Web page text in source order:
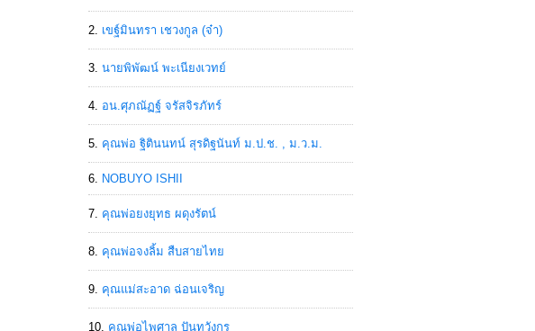
เขฐ์มินทรา เชวงกูล (จ๋า)
นายพิพัฒน์ พะเนียงเวทย์
อน.ศุภณัฏฐ์ จรัสจิรภัทร์
คุณพ่อ ฐิตินนทน์ สุรดิฐนันท์ ม.ป.ช. , ม.ว.ม.
NOBUYO ISHII
คุณพ่อยงยุทธ ผดุงรัตน์
คุณพ่อจงลิ้ม สืบสายไทย
คุณแม่สะอาด ฉ่อนเจริญ
คุณพ่อไพศาล ปันทวังกูร